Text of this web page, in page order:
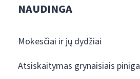
NAUDINGA
Mokesčiai ir jų dydžiai
Atsiskaitymas grynaisiais